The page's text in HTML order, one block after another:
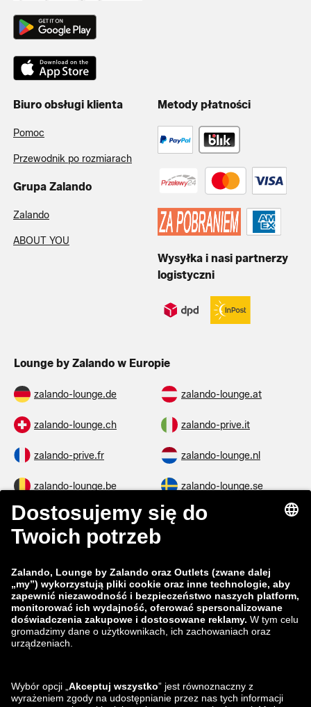
Biuro obsługi klienta
Pomoc
Przewodnik po rozmiarach
Grupa Zalando
Zalando
ABOUT YOU
Metody płatności
Wysyłka i nasi partnerzy
logistyczni
Lounge by Zalando w Europie
zalando-lounge.de zalando-lounge.at
zalando-lounge.ch zalando-prive.it
zalando-prive.fr zalando-lounge.nl
zalando-lounge.be zalando-lounge.se
zalando-lounge.fi zalando-lounge.dk
zalando-lounge.co.uk
zalando-prive.es zalando-lounge.cz
zalando-lounge.lt zalando-lounge.sk
zalando-lounge.ro
zalando-lounge.lu zalando-lounge.ee